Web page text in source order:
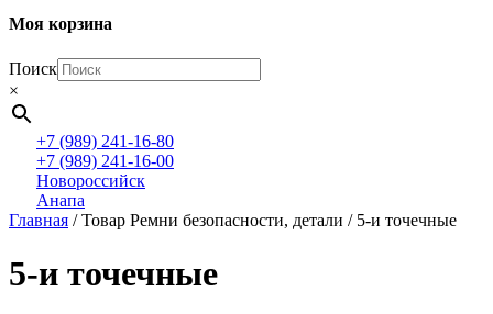
Моя корзина
Поиск
×
+7 (989) 241-16-80
+7 (989) 241-16-00
Новороссийск
Анапа
Главная / Товар Ремни безопасности, детали / 5-и точечные
5-и точечные